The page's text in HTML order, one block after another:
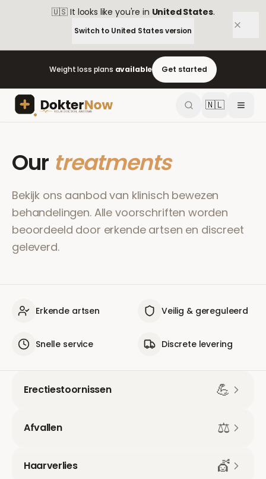
🇺🇸 It looks like you're in United States.
Switch to United Statesversion
Weight loss plans available Get started
🇳🇱
Our treatments
Bekijk ons aanbod van klinisch bewezen
behandelingen. Alle voorschriften worden
beoordeeld door erkende artsen en discreet
geleverd.
Erkende artsen Veilig & gereguleerd
Snelle service Discrete levering
Erectiestoornissen 💪
Afvallen ⚖️
Haarverlies 💇